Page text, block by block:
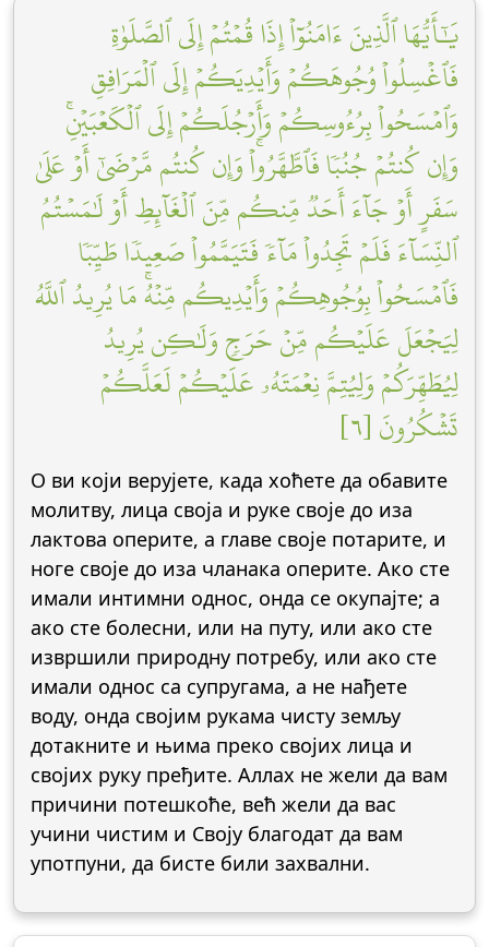
يَٰٓأَيُّهَا ٱلَّذِينَ ءَامَنُوٓاْ إِذَا قُمۡتُمۡ إِلَى ٱلصَّلَوٰةِ
فَٱغۡسِلُواْ وُجُوهَكُمۡ وَأَيۡدِيَكُمۡ إِلَى ٱلۡمَرَافِقِ
وَٱمۡسَحُواْ بِرُءُوسِكُمۡ وَأَرۡجُلَكُمۡ إِلَى ٱلۡكَعۡبَيۡنِۚ
وَإِن كُنتُمۡ جُنُبٗا فَٱطَّهَّرُواْۚ وَإِن كُنتُم مَّرۡضَىٰٓ أَوۡ عَلَىٰ
سَفَرٍ أَوۡ جَآءَ أَحَدٞ مِّنكُم مِّنَ ٱلۡغَآئِطِ أَوۡ لَٰمَسۡتُمُ
ٱلنِّسَآءَ فَلَمۡ تَجِدُواْ مَآءٗ فَتَيَمَّمُواْ صَعِيدٗا طَيِّبٗا
فَٱمۡسَحُواْ بِوُجُوهِكُمۡ وَأَيۡدِيكُم مِّنۡهُۚ مَا يُرِيدُ ٱللَّهُ
لِيَجۡعَلَ عَلَيۡكُم مِّنۡ حَرَجٖ وَلَٰكِن يُرِيدُ
لِيُطَهِّرَكُمۡ وَلِيُتِمَّ نِعۡمَتَهُۥ عَلَيۡكُمۡ لَعَلَّكُمۡ
تَشۡكُرُونَ [٦]
О ви који верујете, када хоћете да обавите
молитву, лица своја и руке своје до иза
лактова оперите, а главе своје потарите, и
ноге своје до иза чланака оперите. Ако сте
имали интимни однос, онда се окупајте; а
ако сте болесни, или на путу, или ако сте
извршили природну потребу, или ако сте
имали однос са супругама, а не нађете
воду, онда својим рукама чисту земљу
дотакните и њима преко својих лица и
својих руку пређите. Аллах не жели да вам
причини потешкоће, већ жели да вас
учини чистим и Своју благодат да вам
употпуни, да бисте били захвални.